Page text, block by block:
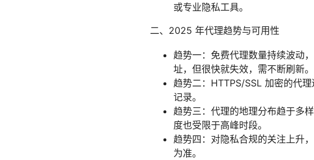
或专业隐私工具。
二、2025 年代理趋势与可用性
趋势一：免费代理数量持续波动
址，但很快就失效，需不断刷新。
趋势二：HTTPS/SSL 加密的代
记录。
趋势三：代理的地理分布趋于多
度也受限于高峰时段。
趋势四：对隐私合规的关注上升
为准。